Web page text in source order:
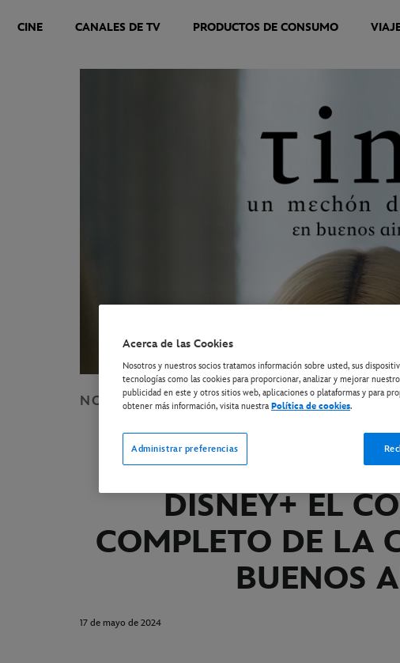
CINE CANALES DE TV PRODUCTOS DE CONSUMO
NOTICIAS DISNEY+
"TINI: UN
DISPONIBLE EN
DISNEY+ EL
COMPLETO DE LA
BUENOS
17 de mayo de 2024
Acerca de las Cookies
Nosotros y nuestros socios tratamos información sobre usted, sus
tecnologías como las cookies para proporcionar, analizar y mejorar
publicidad en este y otros sitios web, aplicaciones o plataformas y para
obtener más información, visita nuestra Política de cookies.
Administrar preferencias